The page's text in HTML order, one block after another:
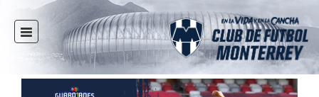
INICIO
NOTICIAS